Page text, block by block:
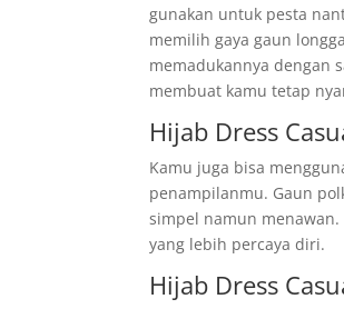
gunakan untuk pesta
memilih gaya gaun
memadukannya dengan
membuat kamu tetap
Hijab Dress
Kamu juga bisa
penampilanmu. Gaun
simpel namun
yang lebih percaya diri.
Hijab Dress